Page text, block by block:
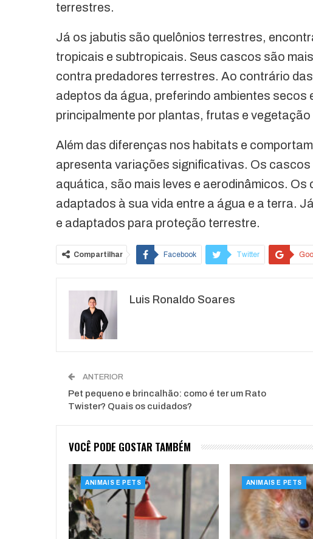
terrestres.
Já os jabutis são quelônios terrestres,
tropicais e subtropicais. Seus cascos são
contra predadores terrestres. Ao contrário
adeptos da água, preferindo ambientes secos
principalmente por plantas, frutas e vegetação
Além das diferenças nos habitats e
apresenta variações significativas. Os
aquática, são mais leves e aerodinâmicos.
adaptados à sua vida entre a água e a terra.
e adaptados para proteção terrestre.
Compartilhar Facebook Twitter
Luis Ronaldo Soares
ANTERIOR
Pet pequeno e brincalhão: como é ter um Rato
Twister? Quais os cuidados?
VOCÊ PODE GOSTAR TAMBÉM
ANIMAIS E PETS ANIMAIS E PETS